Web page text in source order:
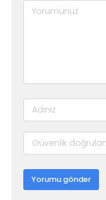
Yorumu gönder